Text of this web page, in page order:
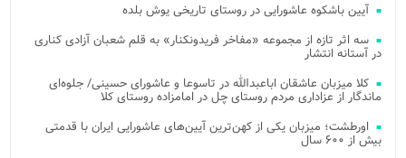
آیین باشکوه عاشورایی در روستای تاریخی یوش بلده
سه اثر تازه از مجموعه «مفاخر فریدونکنار» به قلم شعبان آزادی کناری
در آستانه انتشار
کلا میزبان عاشقان اباعبدالله در تاسوعا و عاشورای حسینی/ جلوه‌ای
ماندگار از عزاداری مردم روستای چل در امامزاده روستای کلا
اورطشت؛ میزبان یکی از کهن‌ترین آیین‌های عاشورایی ایران با قدمتی
بیش از ۶۰۰ سال